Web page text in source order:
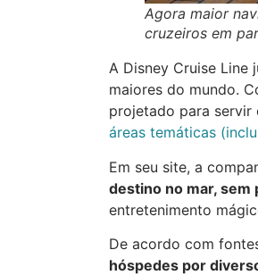
Agora maior
cruzeiros em
A Disney Cruise Line
maiores do mundo.
projetado para servir
áreas temáticas
Em seu site, a
destino no mar, sem
entretenimento
De acordo com
hóspedes por